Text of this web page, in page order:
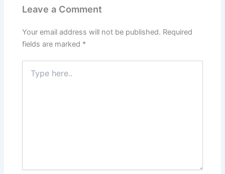
Leave a Comment
Your email address will not be published. Required
fields are marked *
here..